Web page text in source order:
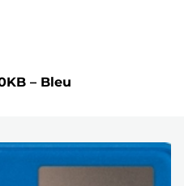
– Bleu